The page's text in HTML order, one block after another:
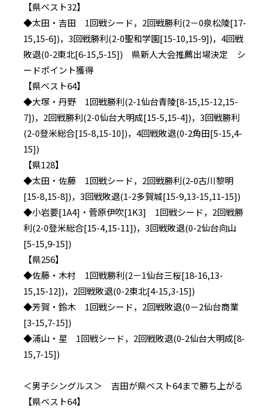
【県ベスト32】
◆太田・吉田 1回戦シード，2回戦勝利(2－0泉松陵[17-
15,15-6])，3回戦勝利(2-0聖和学園[15-10,15-9])，4回戦
敗退(0-2東北[6-15,5-15]) 県新人大会推薦出場決定 シ
ードポイント獲得
【県ベスト64】
◆大塚・丹野 1回戦勝利(2-1仙台青陵[8-15,15-12,15-
7])，2回戦勝利(2-0仙台大明成[15-5,15-4])，3回戦勝利
(2-0登米総合[15-8,15-10])，4回戦敗退(0-2角田[5-15,4-
15])
【県128】
◆太田・佐藤 1回戦シード，2回戦勝利(2-0古川黎明
[15-8,15-8])，3回戦敗退(1-2多賀城[15-9,13-15,11-15])
◆小岩要[1A4]・菅原伊吹[1K3] 1回戦シード，2回戦勝
利(2-0登米総合[15-4,15-11])，3回戦敗退(0-2仙台向山
[5-15,9-15])
【県256】
◆佐藤・木村 1回戦勝利(2－1仙台三桜[18-16,13-
15,15-12])，2回戦敗退(0-2東北[4-15,3-15])
◆芳賀・鈴木 1回戦シード，2回戦敗退(0－2仙台商業
[3-15,7-15])
◆浦山・星 1回戦シード，2回戦敗退(0-2仙台大明成[8-
15,7-15])
＜男子シングルス＞ 吉田が県ベスト64まで勝ち上がる
【県ベスト64】